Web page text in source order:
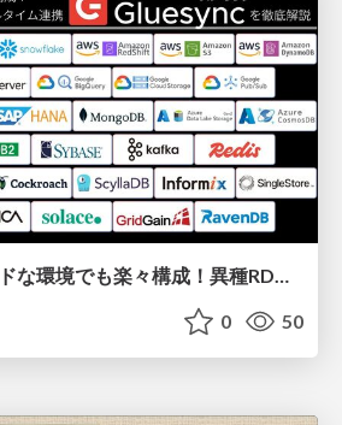
7/21(火) クローズドな環境でも楽々構成！異種RDBMS/NoSQLのリアルタイム連携『Gluesync』を徹底解説
0 50